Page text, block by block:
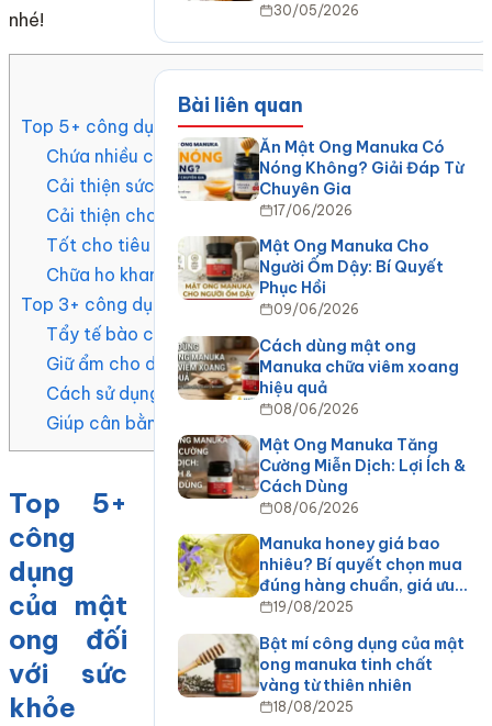
nhé!
Top 5+ công dụng của mật ong đối với sức khỏe
Chứa nhiều chất chống oxy hóa giúp mang đến một
Cải thiện sức khỏe tim mạch
Cải thiện cholesterol
Tốt cho tiêu hóa
Chữa ho khan, ho đàm
Top 3+ công dụng của mật ong đối với sắc đẹp, làn da
Tẩy tế bào chết
Giữ ẩm cho da
Cách sử dụng mật ong để giúp da phục hồi tổn
Giúp cân bằng vi khuẩn trên da
Top 5+
công
dụng
của mật
ong đối
với sức
khỏe
30/05/2026
Bài liên quan
Ăn Mật Ong Manuka Có
Nóng Không? Giải Đáp Từ
Chuyên Gia
17/06/2026
Mật Ong Manuka Cho
Người Ốm Dậy: Bí Quyết
Phục Hồi
09/06/2026
Cách dùng mật ong
Manuka chữa viêm xoang
hiệu quả
08/06/2026
Mật Ong Manuka Tăng
Cường Miễn Dịch: Lợi Ích &
Cách Dùng
08/06/2026
Manuka honey giá bao
nhiêu? Bí quyết chọn mua
đúng hàng chuẩn, giá ưu…
19/08/2025
Bật mí công dụng của mật
ong manuka tinh chất
vàng từ thiên nhiên
18/08/2025